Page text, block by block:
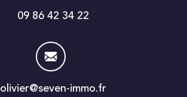
09 86 42 34 22
olivier@seven-immo.fr